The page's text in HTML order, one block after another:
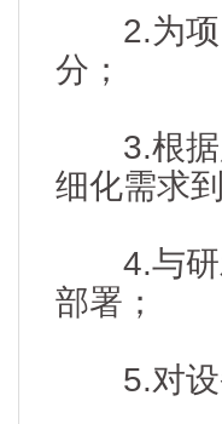
2.为项
分；
3.根据
细化需求
4.与研
部署；
5.对设